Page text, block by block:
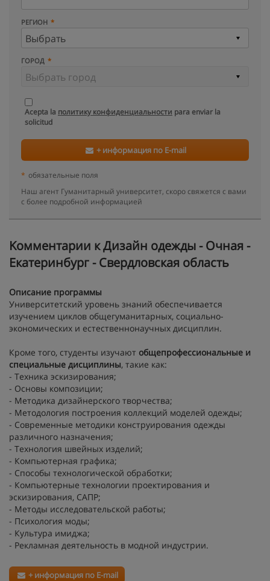
РЕГИОН
ГОРОД
Acepta la политику конфиденциальности para enviar la
solicitud
+ информация по E-mail
* обязательные поля
Наш агент Гуманитарный университет, скоро свяжется с вами
с более подробной информацией
Kомментарии к Дизайн одежды - Очная -
Екатеринбург - Свердловская область
Описание программы
Университетский уровень знаний обеспечивается
изучением циклов общегуманитарных, социально-
экономических и естественнонаучных дисциплин.
Кроме того, студенты изучают общепрофессиональные и
специальные дисциплины, такие как:
- Техника эскизирования;
- Основы композиции;
- Методика дизайнерского творчества;
- Методология построения коллекций моделей одежды;
- Современные методики конструирования одежды
различного назначения;
- Технология швейных изделий;
- Компьютерная графика;
- Способы технологической обработки;
- Компьютерные технологии проектирования и
эскизирования, САПР;
- Методы исследовательской работы;
- Психология моды;
- Культура имиджа;
- Рекламная деятельность в модной индустрии.
+ информация по E-mail